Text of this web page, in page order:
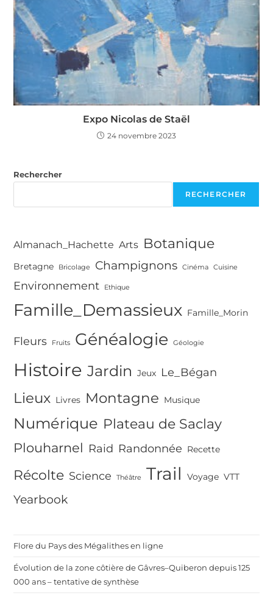
Expo Nicolas de Staël
24 novembre 2023
Rechercher
RECHERCHER
Almanach_Hachette Arts Botanique
Bretagne Bricolage Champignons Cinéma Cuisine
Environnement Ethique
Famille_Demassieux Famille_Morin
Fleurs Fruits Généalogie Géologie
Histoire Jardin Jeux Le_Bégan
Lieux Livres Montagne Musique
Numérique Plateau de Saclay
Plouharnel Raid Randonnée Recette
Récolte Science Théâtre Trail Voyage VTT
Yearbook
Flore du Pays des Mégalithes en ligne
Évolution de la zone côtière de Gâvres–Quiberon depuis 125
000 ans – tentative de synthèse